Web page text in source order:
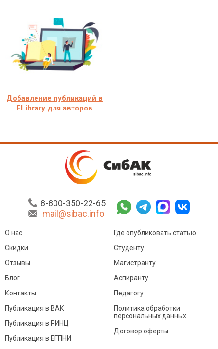
Добавление публикаций в
ELibrary для авторов
8-800-350-22-65
mail@sibac.info
О нас
Скидки
Отзывы
Блог
Контакты
Где опубликовать статью
Студенту
Магистранту
Аспиранту
Педагогу
Публикация в ВАК
Публикация в РИНЦ
Публикация в ЕГПНИ
Политика обработки
персональных данных
Договор оферты